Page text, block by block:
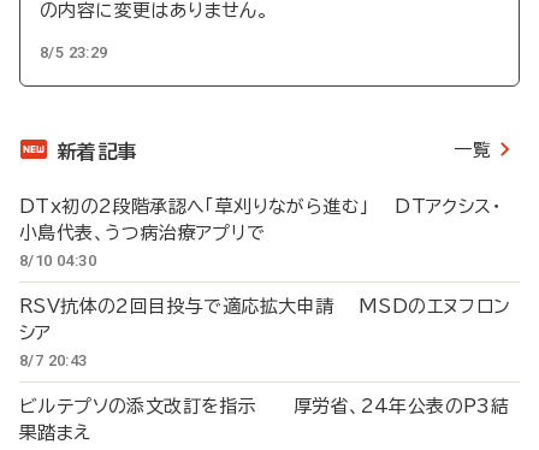
の内容に変更はありません。
8/5 23:29
新着記事 一覧
DTx初の2段階承認へ「草刈りながら進む」 DTアクシス・
小島代表、うつ病治療アプリで
8/10 04:30
RSV抗体の2回目投与で適応拡大申請 MSDのエヌフロン
シア
8/7 20:43
ビルテプソの添文改訂を指示 厚労省、24年公表のP3結
果踏まえ